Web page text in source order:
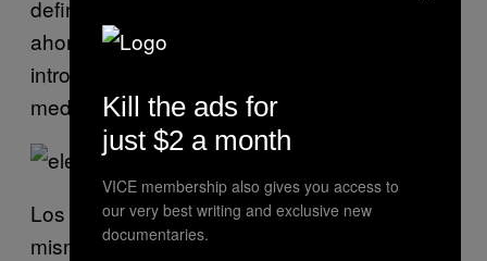
definitivamente hay cambios en el mercado
ahora mismo». Ambos tienen la meta de
introducirse en el mercado de los alimentos
medicinales empaquetados y congelados.
Los platillos estaban perfectos y tenían el
mismo sabor que el bistro de una escuela de
Kill the ads for
just $2 a month
VICE membership also gives you access to
our very best writing and exclusive new
documentaries.